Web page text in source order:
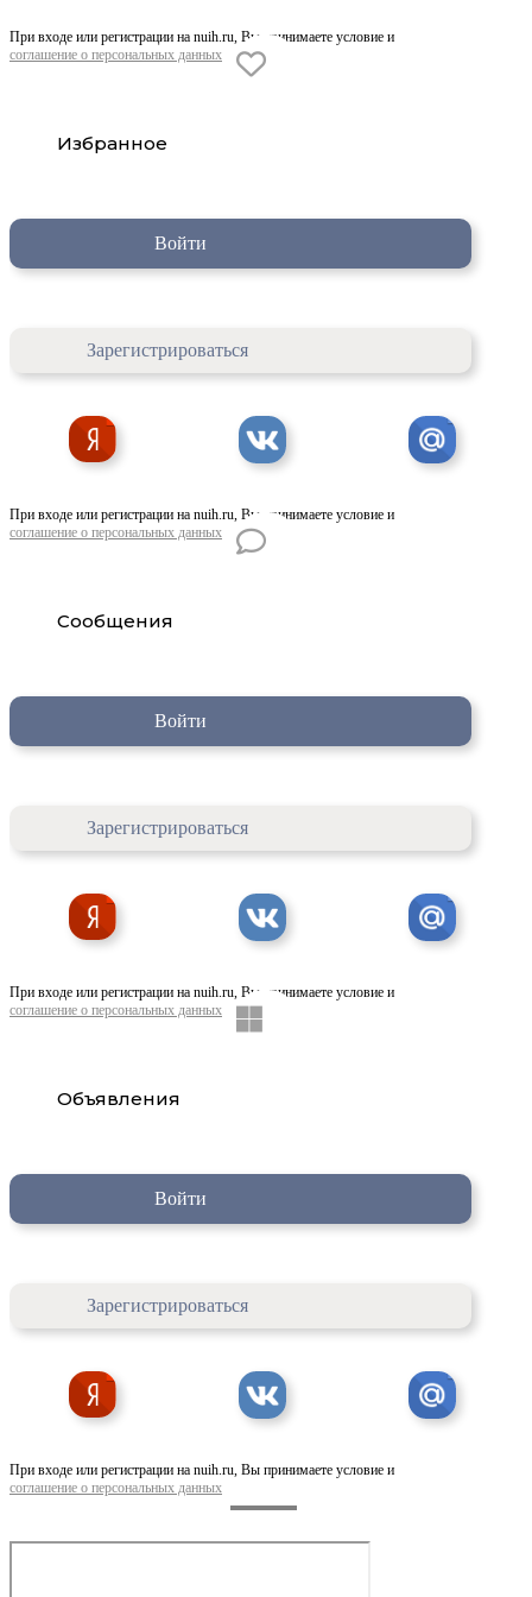
При входе или регистрации на nuih.ru, Вы принимаете условие и
соглашение о персональных данных
Избранное
Войти
Зарегистрироваться
При входе или регистрации на nuih.ru, Вы принимаете условие и
соглашение о персональных данных
Сообщения
Войти
Зарегистрироваться
При входе или регистрации на nuih.ru, Вы принимаете условие и
соглашение о персональных данных
Объявления
Войти
Зарегистрироваться
При входе или регистрации на nuih.ru, Вы принимаете условие и
соглашение о персональных данных